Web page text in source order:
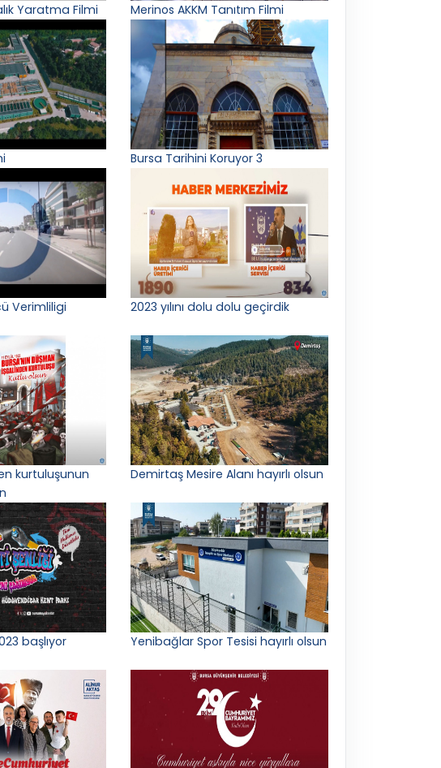
Yaratma Filmi Merinos AKKM Tanıtım Filmi
Bursa Tarihini Koruyor 3
Verimliligi
2023 yılını dolu dolu geçirdik
kurtuluşunun
Demirtaş Mesire Alanı hayırlı olsun
başlıyor Yenibağlar Spor Tesisi hayırlı olsun